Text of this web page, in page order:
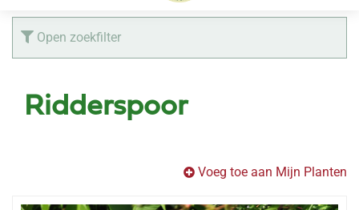
Open zoekfilter
Ridderspoor
Voeg toe aan Mijn Planten